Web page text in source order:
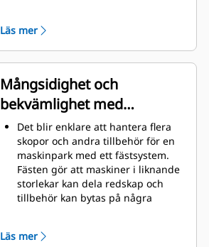
stål, särskilt användbart på
extrema slitytor
Skydda extrema slitytor på skopan
bäst från att komma i kontakt med
material med Caterpillars redskap
med markkontakt (GET)
Högre produktion i krävande
förhållanden, enklare inträngning
i högar och snabbare cykeltider
med Cat®Advansys™ GET
Installera och ta bort tänder
snabbare än tidigare med
Advansys hammarlösa GET-system
adaptrar med endast handverktyg
Läs mer
Mångsidighet och
bekvämlighet med
snabbkopplingar
Det blir enklare att hantera flera
skopor och andra tillbehör för en
maskinpark med ett fästsystem.
Fästen gör att maskiner i liknande
storlekar kan dela redskap och
tillbehör kan bytas på några
Pinnmonterade skopor är även
Läs mer